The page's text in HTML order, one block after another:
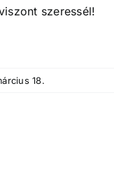
szeressél!
18.